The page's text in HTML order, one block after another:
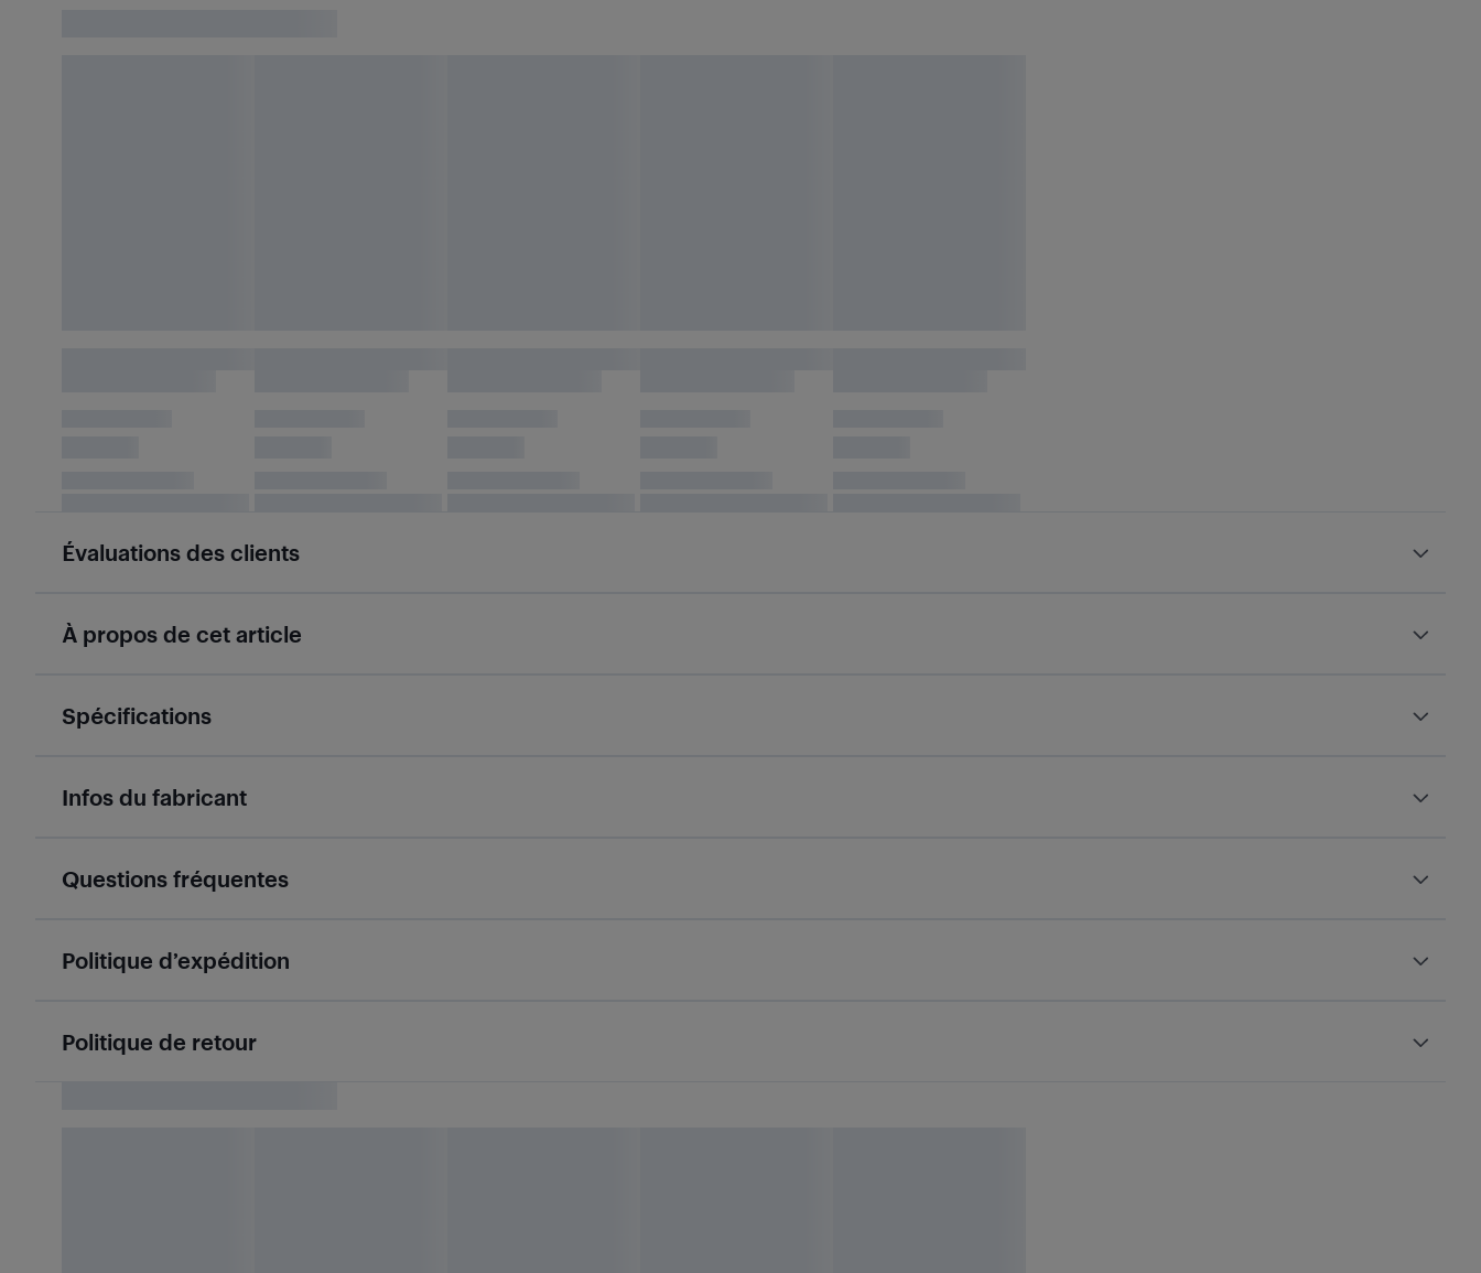
Évaluations des clients
À propos de cet article
Spécifications
Infos du fabricant
Questions fréquentes
Politique d’expédition
Politique de retour